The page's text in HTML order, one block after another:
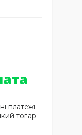
платежі.
товар